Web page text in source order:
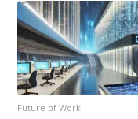
Future of Work